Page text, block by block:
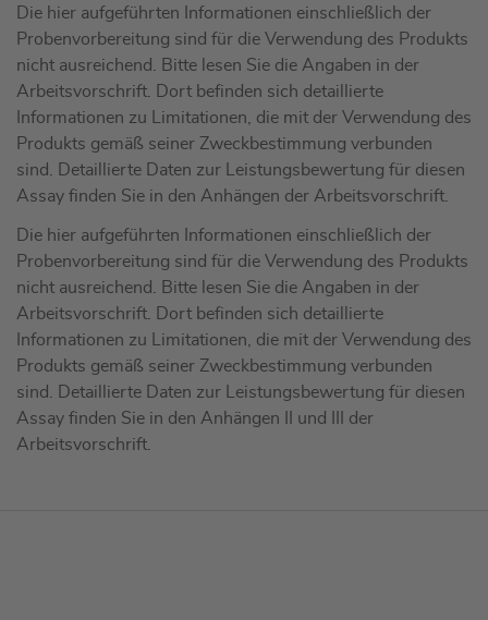
Die hier aufgeführten Informationen einschließlich der
Probenvorbereitung sind für die Verwendung des Produkts
nicht ausreichend. Bitte lesen Sie die Angaben in der
Arbeitsvorschrift. Dort befinden sich detaillierte
Informationen zu Limitationen, die mit der Verwendung des
Produkts gemäß seiner Zweckbestimmung verbunden
sind. Detaillierte Daten zur Leistungsbewertung für diesen
Assay finden Sie in den Anhängen der Arbeitsvorschrift.
Die hier aufgeführten Informationen einschließlich der
Probenvorbereitung sind für die Verwendung des Produkts
nicht ausreichend. Bitte lesen Sie die Angaben in der
Arbeitsvorschrift. Dort befinden sich detaillierte
Informationen zu Limitationen, die mit der Verwendung des
Produkts gemäß seiner Zweckbestimmung verbunden
sind. Detaillierte Daten zur Leistungsbewertung für diesen
Assay finden Sie in den Anhängen II und III der
Arbeitsvorschrift.